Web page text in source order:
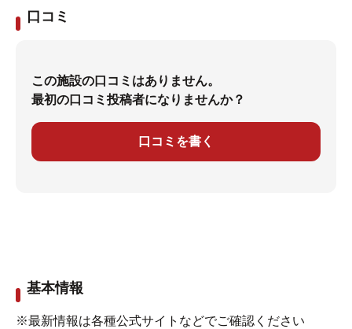
口コミ
この施設の口コミはありません。
最初の口コミ投稿者になりませんか？
口コミを書く
基本情報
※最新情報は各種公式サイトなどでご確認ください